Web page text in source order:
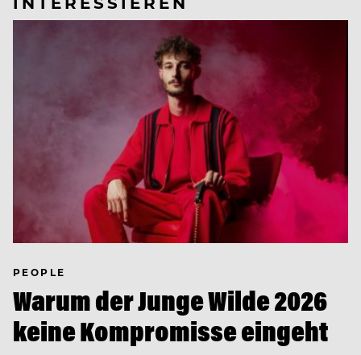
PEOPLE
Warum der Junge Wilde 2026
keine Kompromisse eingeht